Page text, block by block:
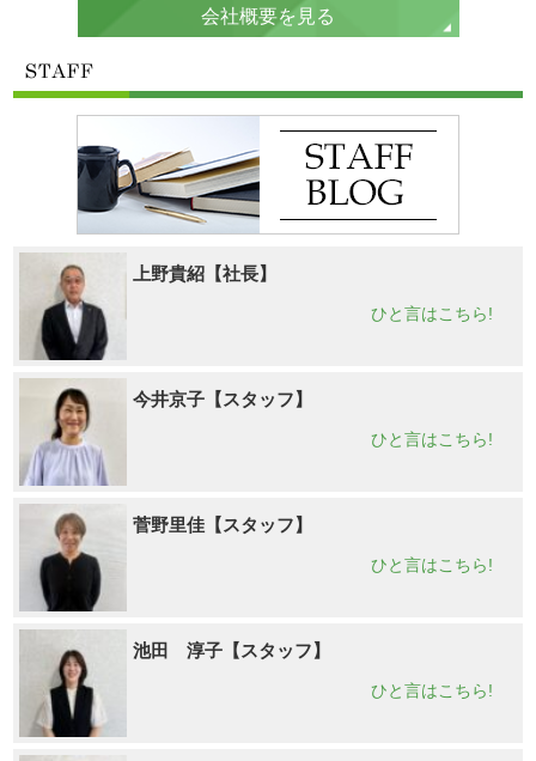
会社概要を見る
上野貴紹【社長】
ひと言はこちら!
今井京子【スタッフ】
ひと言はこちら!
菅野里佳【スタッフ】
ひと言はこちら!
池田 淳子【スタッフ】
ひと言はこちら!